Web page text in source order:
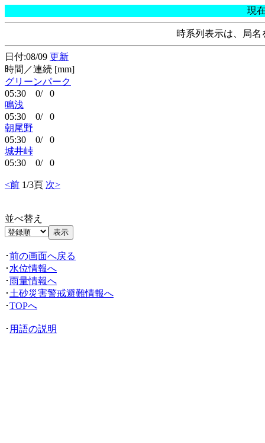
現
時系列表示は、局
日付:08/09 更新
時間／連続 [mm]
グリーンパーク
05:30 0/ 0
鳴浅
05:30 0/ 0
朝尾野
05:30 0/ 0
城井峠
05:30 0/ 0
<前 1/3頁 次>
並べ替え
･前の画面へ戻る
･ 水位情報へ
･雨量情報へ
･ 土砂災害警戒避難情報へ
･TOPへ
･ 用語の説明